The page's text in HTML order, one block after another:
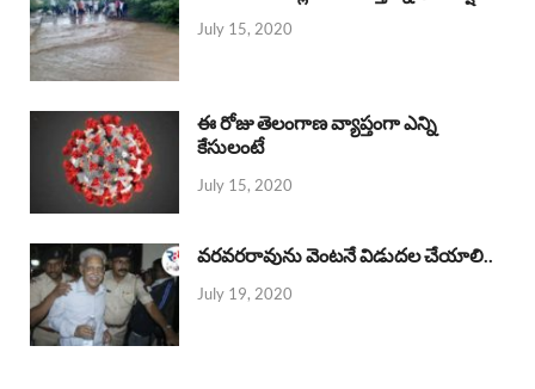
July 15, 2020
ఈ రోజు తెలంగాణ వ్యాప్తంగా ఎన్ని
కేసులంటే
July 15, 2020
వరవరరావును వెంటనే విడుదల చేయాలి..
July 19, 2020